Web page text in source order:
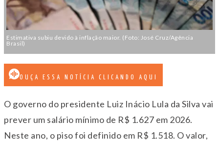
Estimativa subiu devido à inflação maior. (Foto: José Cruz/Agência
Brasil)
OUÇA ESSA NOTÍCIA CLICANDO AQUI
O governo do presidente Luiz Inácio Lula da Silva vai
prever um salário mínimo de R$ 1.627 em 2026.
Neste ano, o piso foi definido em R$ 1.518. O valor,